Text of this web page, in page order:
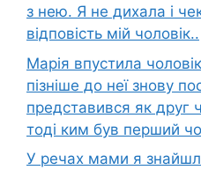
з нею. Я не дихала і
відповість мій чоловік..
Марія впустила
пізніше до неї знову
представився як друг
тоді ким був перший
У речах мами я